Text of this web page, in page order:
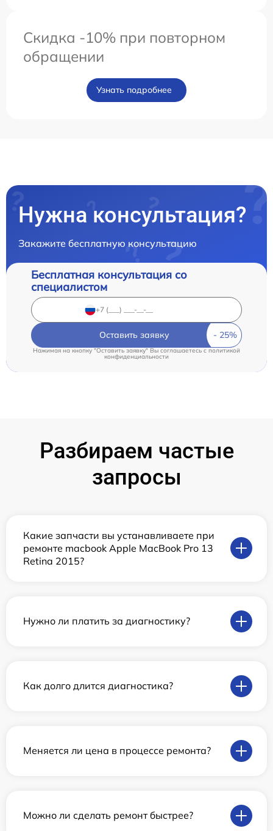
Скидка -10% при повторном
обращении
Узнать подробнее
Нужна консультация?
Закажите бесплатную консультацию
Бесплатная консультация со
специалистом
Оставить заявку
Нажимая на кнопку "Оставить заявку" Вы соглашаетесь cполитикой
конфиденциальности
Разбираем частые
запросы
Какие запчасти вы устанавливаете при
ремонте macbook Apple MacBook Pro 13
Retina 2015?
Нужно ли платить за диагностику?
Как долго длится диагностика?
Меняется ли цена в процессе ремонта?
Можно ли сделать ремонт быстрее?